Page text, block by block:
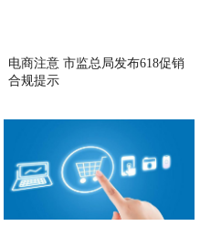
电商注意 市监总局发布618促销
合规提示